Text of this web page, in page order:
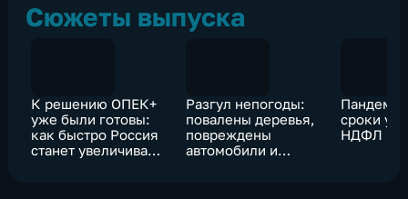
Сюжеты выпуска
К решению ОПЕК+
уже были готовы:
как быстро Россия
станет увеличивать
Разгул непогоды:
повалены деревья,
повреждены
автомобили и
сроки
НДФЛ